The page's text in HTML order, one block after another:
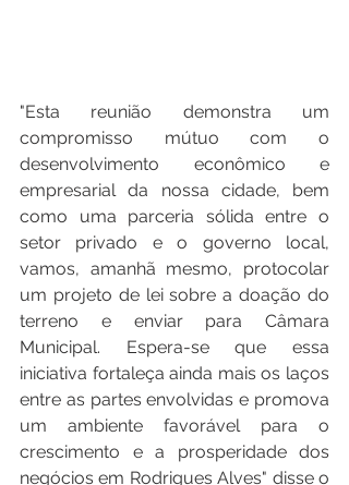
"Esta reunião demonstra um
compromisso mútuo com o
desenvolvimento econômico e
empresarial da nossa cidade, bem
como uma parceria sólida entre o
setor privado e o governo local,
vamos, amanhã mesmo, protocolar
um projeto de lei sobre a doação do
terreno e enviar para Câmara
Municipal. Espera-se que essa
iniciativa fortaleça ainda mais os laços
entre as partes envolvidas e promova
um ambiente favorável para o
crescimento e a prosperidade dos
negócios em Rodrigues Alves" disse o